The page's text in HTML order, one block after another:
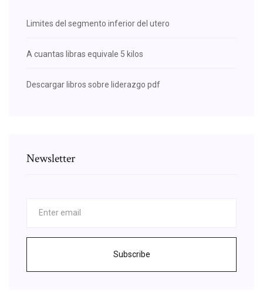
Limites del segmento inferior del utero
A cuantas libras equivale 5 kilos
Descargar libros sobre liderazgo pdf
Newsletter
Subscribe